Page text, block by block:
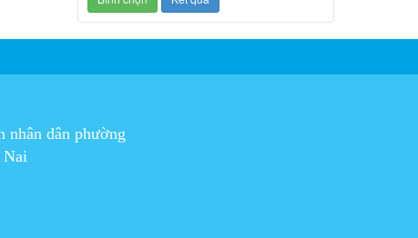
dân phường